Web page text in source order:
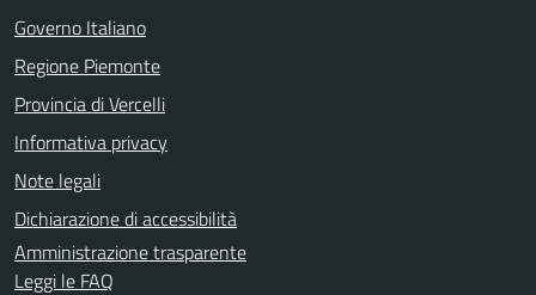
Governo Italiano
Regione Piemonte
Provincia di Vercelli
Informativa privacy
Note legali
Dichiarazione di accessibilità
Amministrazione trasparente
Leggi le FAQ